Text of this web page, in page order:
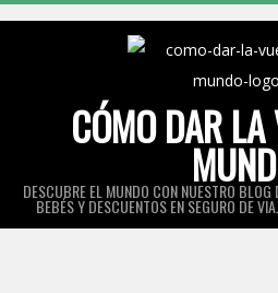
CÓMO DAR LA
DESCUBRE EL MUNDO CON NUESTRO BLOG
BEBÉS Y DESCUENTOS EN SEGURO DE